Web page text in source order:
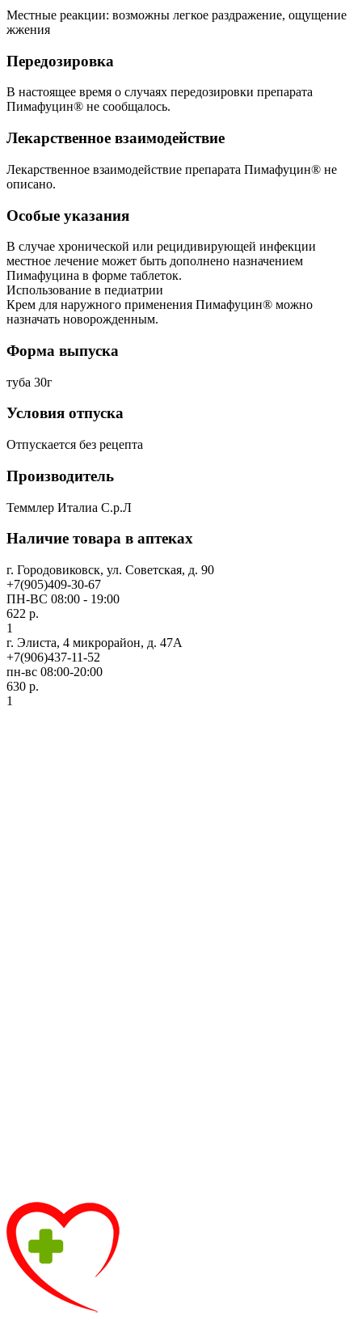
Местные реакции: возможны легкое раздражение, ощущение
жжения
Передозировка
В настоящее время о случаях передозировки препарата
Пимафуцин® не сообщалось.
Лекарственное взаимодействие
Лекарственное взаимодействие препарата Пимафуцин® не
описано.
Особые указания
В случае хронической или рецидивирующей инфекции
местное лечение может быть дополнено назначением
Пимафуцина в форме таблеток.
Использование в педиатрии
Крем для наружного применения Пимафуцин® можно
назначать новорожденным.
Форма выпуска
туба 30г
Условия отпуска
Отпускается без рецепта
Производитель
Теммлер Италиа С.р.Л
Наличие товара в аптеках
г. Городовиковск, ул. Советская, д. 90
+7(905)409-30-67
ПН-ВС 08:00 - 19:00
622 р.
1
г. Элиста, 4 микрорайон, д. 47А
+7(906)437-11-52
пн-вс 08:00-20:00
630 р.
1